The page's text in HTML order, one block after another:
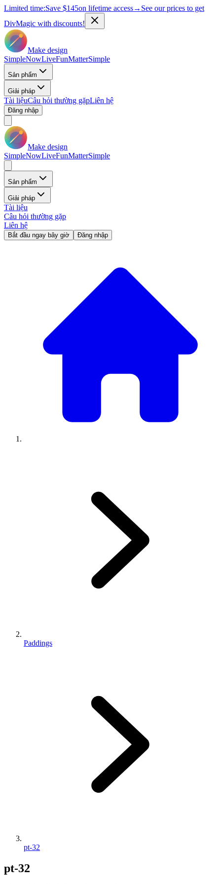
Limited time:Save $145on lifetime access→ See our prices to get
DivMagic with discounts!
Make design
SimpleNowLiveFunMatterSimple
Sản phẩm
Giải pháp
Tài liệuCâu hỏi thường gặpLiên hệ
Đăng nhập
Make design
SimpleNowLiveFunMatterSimple
Sản phẩm
Giải pháp
Tài liệu
Câu hỏi thường gặp
Liên hệ
Bắt đầu ngay bây giờ Đăng nhập
Paddings
pt-32
pt-32